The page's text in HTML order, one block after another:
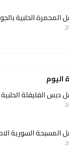
الحلبية
اليوم
الفليفلة
المسبحة السورية